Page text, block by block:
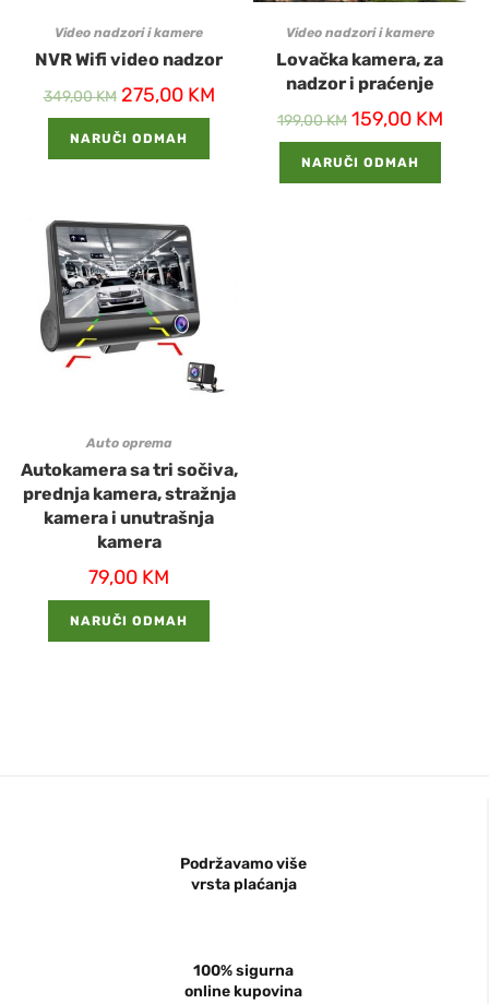
Video nadzori i kamere
NVR Wifi video nadzor
349,00KM 275,00 KM
NARUČI ODMAH
Video nadzori i kamere
Lovačka kamera, za
nadzor i praćenje
199,00KM 159,00 KM
NARUČI ODMAH
Auto oprema
Autokamera sa tri sočiva,
prednja kamera, stražnja
kamera i unutrašnja
kamera
79,00 KM
NARUČI ODMAH
Podržavamo više
vrsta plaćanja
100% sigurna
online kupovina